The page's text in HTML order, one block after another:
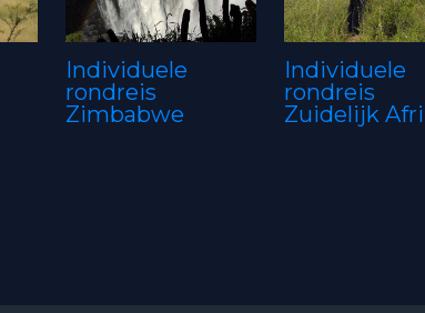
Individuele
rondreis
Zimbabwe
Individuele
rondreis
Zuidelijk